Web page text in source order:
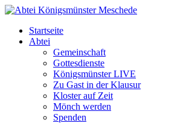
Startseite
Abtei
Gemeinschaft
Gottesdienste
Königsmünster LIVE
Zu Gast in der Klausur
Kloster auf Zeit
Mönch werden
Spenden